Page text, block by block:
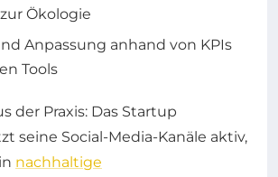
Ökologie
Anpassung anhand von KPIs
Tools
der Praxis: Das Startup
seine Social-Media-Kanäle aktiv,
nachhaltige